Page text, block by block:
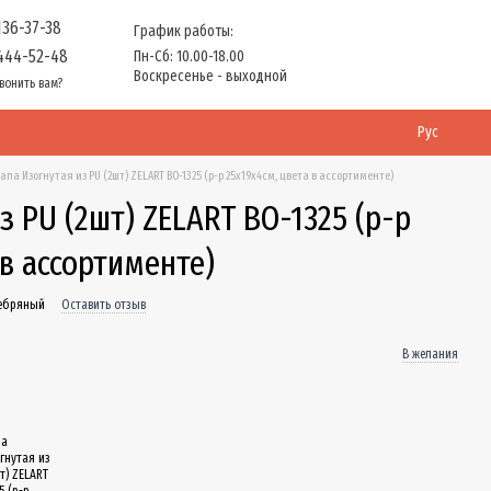
37-38
52-48
вам?
График работы:
Пн-Сб: 10.00-18.00
Воскресенье - выходной
Рус
Изогнутая из PU (2шт) ZELART BO-1325 (р-р 25x19x4см, цвета в ассортименте)
PU (2шт) ZELART BO-1325 (р-р
ассортименте)
Оставить отзыв
В желания